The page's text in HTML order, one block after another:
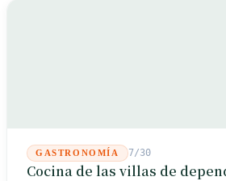
GASTRONOMÍA 7/30
Cocina de las villas de